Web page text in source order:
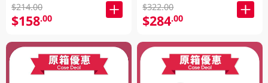
$214.00
$158.00
$322.00
$284.00